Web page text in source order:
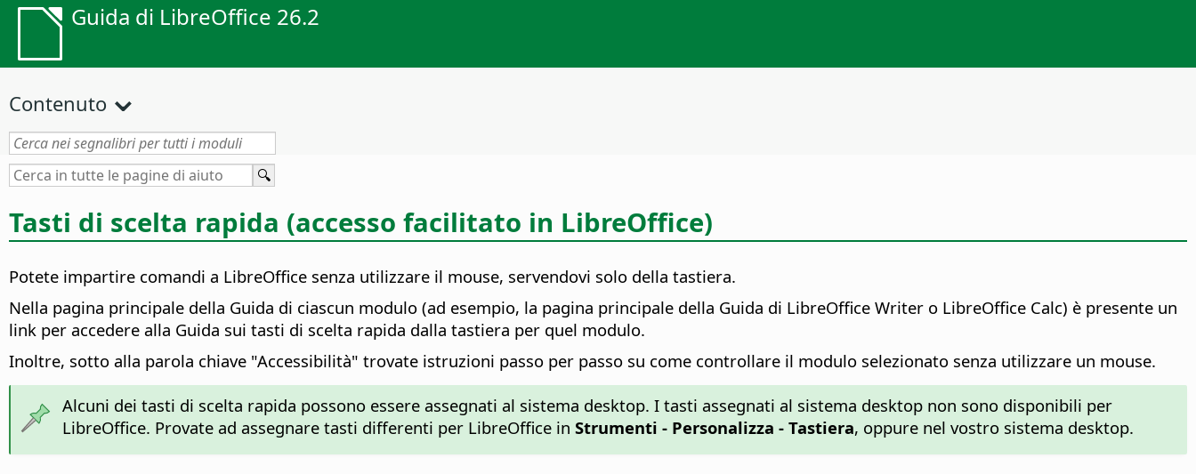
Guida di LibreOffice 26.2
Contenuto
Tasti di scelta rapida (accesso facilitato in LibreOffice)
Potete impartire comandi a LibreOffice senza utilizzare il mouse, servendovi solo della tastiera.
Nella pagina principale della Guida di ciascun modulo (ad esempio, la pagina principale della Guida di LibreOffice Writer o LibreOffice Calc) è presente un
link per accedere alla Guida sui tasti di scelta rapida dalla tastiera per quel modulo.
Inoltre, sotto alla parola chiave "Accessibilità" trovate istruzioni passo per passo su come controllare il modulo selezionato senza utilizzare un mouse.
Alcuni dei tasti di scelta rapida possono essere assegnati al sistema desktop. I tasti assegnati al sistema desktop non sono disponibili per
LibreOffice. Provate ad assegnare tasti differenti per LibreOffice in Strumenti - Personalizza - Tastiera, oppure nel vostro sistema desktop.